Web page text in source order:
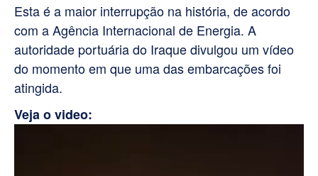
Esta é a maior interrupção na história, de acordo
com a Agência Internacional de Energia. A
autoridade portuária do Iraque divulgou um vídeo
do momento em que uma das embarcações foi
atingida.
Veja o video: